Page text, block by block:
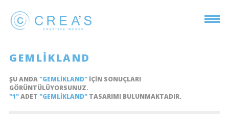
GEMLIKLAND
ŞU ANDA"GEMLIKLAND"IÇIN SONUÇLARI
GÖRÜNTÜLÜYORSUNUZ.
"1"ADET "GEMLIKLAND"TASARIMI BULUNMAKTADIR.